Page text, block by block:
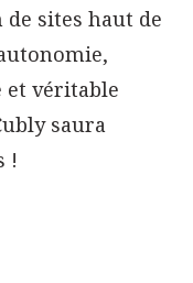
sites haut de
et véritable
saura
!